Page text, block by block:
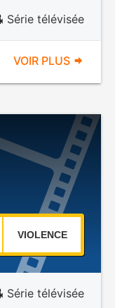
Série télévisée
VOIR PLUS
VIOLENCE
Série télévisée